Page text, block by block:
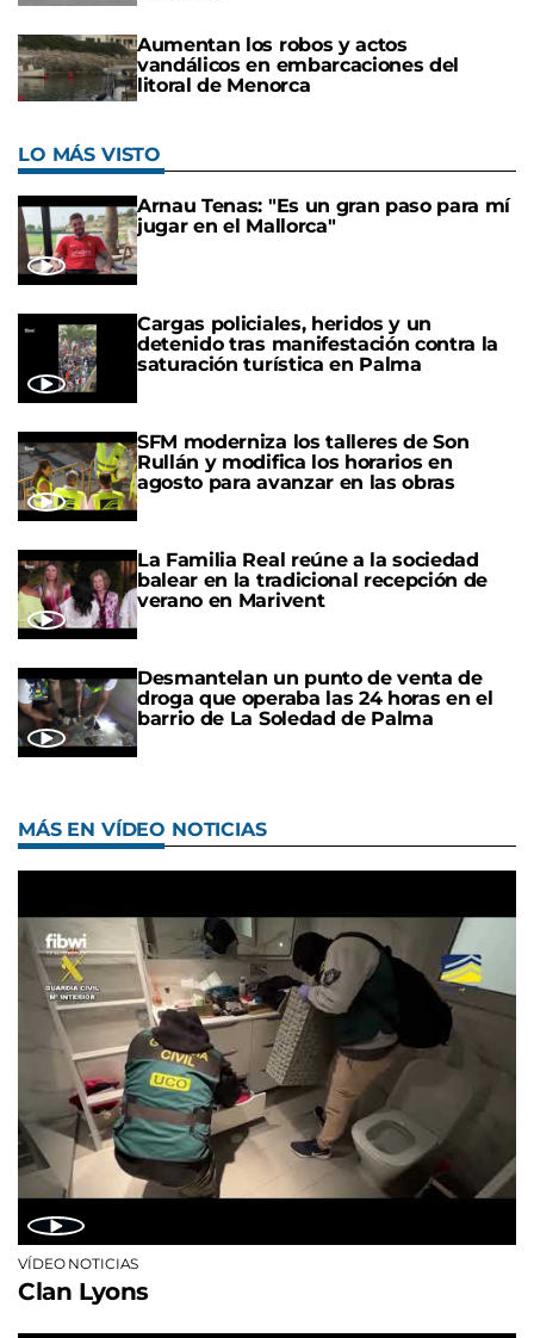
Aumentan los robos y actos
vandálicos en embarcaciones del
litoral de Menorca
LO MÁS VISTO
Arnau Tenas: "Es un gran paso para mí
jugar en el Mallorca"
Cargas policiales, heridos y un
detenido tras manifestación contra la
saturación turística en Palma
SFM moderniza los talleres de Son
Rullán y modifica los horarios en
agosto para avanzar en las obras
La Familia Real reúne a la sociedad
balear en la tradicional recepción de
verano en Marivent
Desmantelan un punto de venta de
droga que operaba las 24 horas en el
barrio de La Soledad de Palma
MÁS EN VÍDEO NOTICIAS
VÍDEO NOTICIAS
Clan Lyons